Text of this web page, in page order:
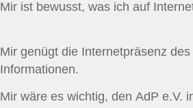
Mir ist bewusst, was ich auf
Mir genügt die Internetpräsenz
Informationen.
Mir wäre es wichtig, den AdP e.V.